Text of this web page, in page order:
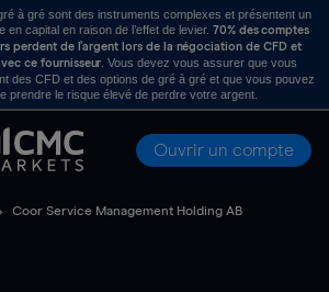
à gré sont des instruments complexes et présentent un
capital en raison de l’effet de levier. 70% des comptes
perdent de l’argent lors de la négociation de CFD et
ce fournisseur . Vous devez vous assurer que vous
des CFD et des options de gré à gré et que vous pouvez
prendre le risque élevé de perdre votre argent.
Ouvrir un compte
Coor Service Management Holding AB